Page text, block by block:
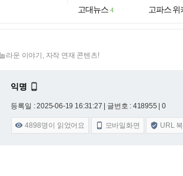
고대뉴스 4
고파스 위
라운 이야기, 자작 연재 콘텐츠!
익명 
등록일 : 2025-06-19 16:31:27 | 글번호 : 418955 | 0
 4898명이 읽었어요  모바일화면  URL